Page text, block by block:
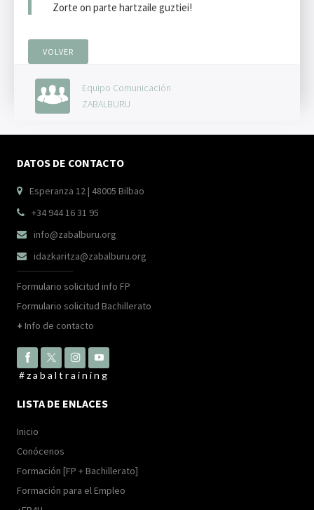
Zorte on parte hartzaile guztiei!
VOLVER
Equipo Comunicación
ZABALBURU
DATOS DE CONTACTO
 Esperanza 12 | 48005 Bilbao
 +34 944 16 31 95
 info@zabalburu.org
 idazkaritza@zabalburu.org
Formulario solicitud info FP
Formulario solicitud Bachillerato
+ Info de contacto
#zabaltraining
LISTA DE ENLACES
Inicio
Conócenos
Formación [FP + Bachillerato]
Formación para el Empleo